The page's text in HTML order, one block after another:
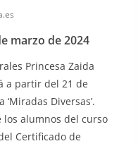
marzo de 2024
Princesa Zaida
a partir del 21 de
Diversas’.
alumnos del curso
Certificado de